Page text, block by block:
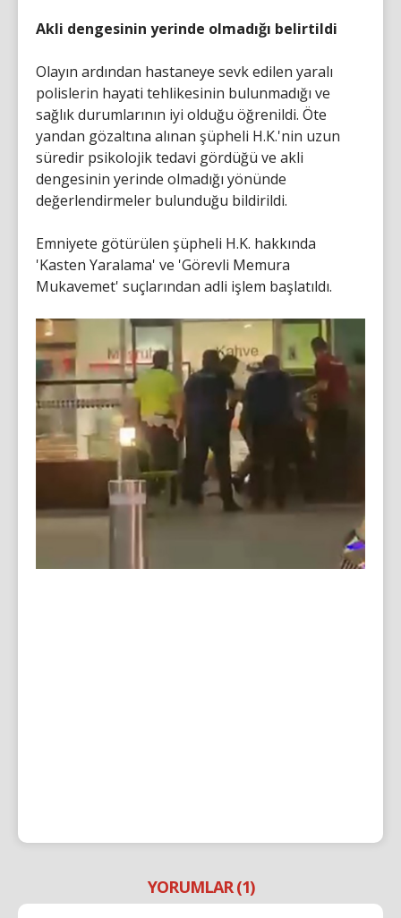
Akli dengesinin yerinde olmadığı belirtildi
Olayın ardından hastaneye sevk edilen yaralı
polislerin hayati tehlikesinin bulunmadığı ve
sağlık durumlarının iyi olduğu öğrenildi. Öte
yandan gözaltına alınan şüpheli H.K.'nin uzun
süredir psikolojik tedavi gördüğü ve akli
dengesinin yerinde olmadığı yönünde
değerlendirmeler bulunduğu bildirildi.
Emniyete götürülen şüpheli H.K. hakkında
'Kasten Yaralama' ve 'Görevli Memura
Mukavemet' suçlarından adli işlem başlatıldı.
YORUMLAR (1)